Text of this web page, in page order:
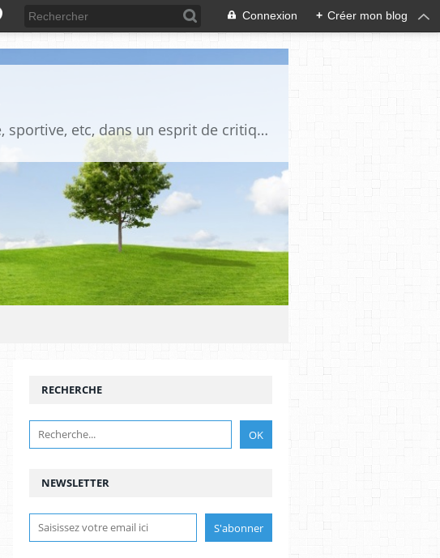
Connexion + Créer mon blog
Blog destiné à commenter l'actualité, politique, économique, culturelle, sportive, etc, dans un esprit de critique philosophique, d'esprit chrétien et français.La collaboration des lecteurs est souhaitée, de même que la courtoisie, et l'esprit de tolérance.
NEWSLETTER
RECHERCHE